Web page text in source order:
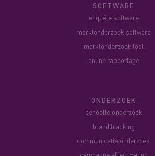
SOFTWARE
enquête software
marktonderzoek software
marktonderzoek tool
online rapportage
ONDERZOEK
behoefte onderzoek
brand tracking
communicatie onderzoek